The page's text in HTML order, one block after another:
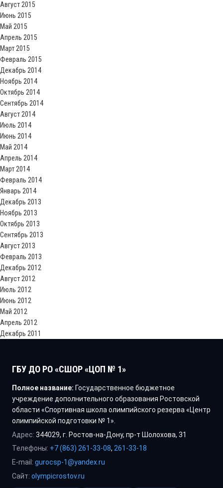
Август 2015
Июнь 2015
Май 2015
Апрель 2015
Март 2015
Февраль 2015
Декабрь 2014
Ноябрь 2014
Октябрь 2014
Сентябрь 2014
Август 2014
Июль 2014
Июнь 2014
Май 2014
Апрель 2014
Март 2014
Февраль 2014
Январь 2014
Декабрь 2013
Ноябрь 2013
Октябрь 2013
Сентябрь 2013
Август 2013
Февраль 2013
Декабрь 2012
Август 2012
Июль 2012
Июнь 2012
Май 2012
Апрель 2012
Декабрь 2011
ГБУ ДО РО «СШОР «ЦОП № 1»
Полное название: Государственное бюджетное
учреждение дополнительного образования Ростовской
области «Спортивная школа олимпийского резерва «Центр
олимпийской подготовки № 1».
Адрес: 344029, г. Ростов-на-Дону, пр-т Шолохова, 31
Телефоны: +7 (863) 261-33-08, 261-33-18
E-mail: gurocsp-1@yandex.ru
Сайт: olympicrostov.ru